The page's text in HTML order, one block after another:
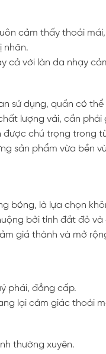
cảm thấy thoải
nhăn.
cả với làn da nhạy
sử dụng, quần có
lượng vải, cần
được chú trọng trong
sản phẩm vừa bền
bóng, là lựa chọn
bởi tính đắt đỏ
giá thành và mở
phái, đẳng cấp.
lại cảm giác thoải
thường xuyên.